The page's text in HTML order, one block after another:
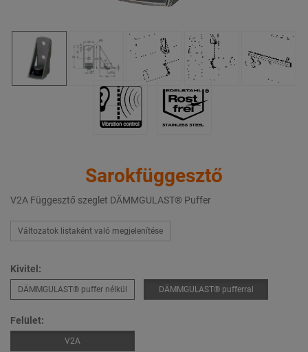
Sarokfüggesztő
V2A Függesztő szeglet DÄMMGULAST® Puffer
Változatok listaként való megjelenítése
Kivitel:
DÄMMGULAST® puffer nélkül DÄMMGULAST® pufferral
Felület:
V2A